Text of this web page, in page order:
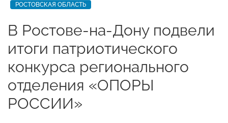
РОСТОВСКАЯ ОБЛАСТЬ
В Ростове-на-Дону подвели
итоги патриотического
конкурса регионального
отделения «ОПОРЫ
РОССИИ»